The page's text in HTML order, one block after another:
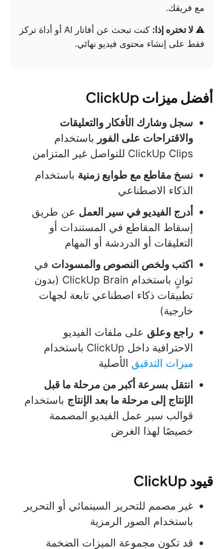
مع فريقك.
⚠️ لا تختره إذا:
كنت تبحث عن أفاتار AI أو أداة تركز
فقط على إنشاء محتوى فيديو نهائي.
أفضل ميزات ClickUp
سجل وشارك الأفكار والتعليقات
والاقتراحات على الفور باستخدام
ClickUp Clips للتواصل غير المتزامن
نسخ مقاطع مع طوابع زمنية باستخدام
الذكاء الاصطناعي
أدرج الفيديو في سير العمل عن طريق
إسقاط المقاطع في المستندات أو
التعليقات أو الدردشة أو المهام
اكتب ولخص النصوص والمسودات في
ثوانٍ باستخدام ClickUp Brain (بدون
تطبيقات ذكاء اصطناعي تابعة لجهات
خارجية)
راجع وعلق على ملفات الفيديو
الاحترافية داخل ClickUp باستخدام
ميزات التدقيق الأصلية
انتقل بسرعة أكبر من مرحلة ما قبل
الإنتاج إلى مرحلة ما بعد الإنتاج باستخدام
قوالب سير عمل الفيديو المصممة
خصيصًا لهذا الغرض
قيود ClickUp
غير مصمم للتحرير السينمائي أو التحرير
باستخدام الصور الرمزية
قد تكون مجموعة الميزات الضخمة